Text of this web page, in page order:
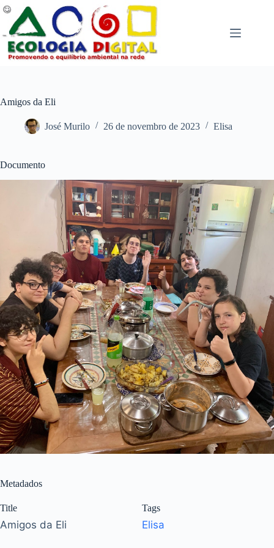
Pular
para
conteúdo
Amigos da Eli
José Murilo 26 de novembro de 2023 Elisa
Documento
Metadados
Title
Amigos da Eli
Tags
Elisa